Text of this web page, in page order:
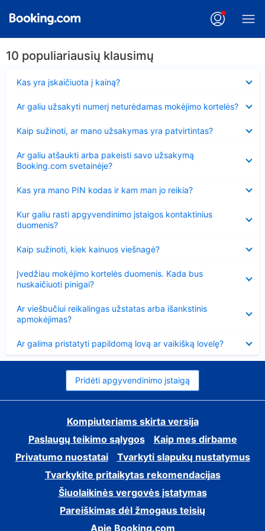
10 populiariausių klausimų
Kas yra įskaičiuota į kainą?
Ar galiu užsakyti numerį neturėdamas mokėjimo kortelės?
Kaip sužinoti, ar mano užsakymas yra patvirtintas?
Ar galiu atšaukti arba pakeisti savo užsakymą
Booking.com svetainėje?
Kas yra mano PIN kodas ir kam man jo reikia?
Kur galiu rasti apgyvendinimo įstaigos kontaktinius
duomenis?
Kaip sužinoti, kiek kainuos viešnagė?
Įvedžiau mokėjimo kortelės duomenis. Kada bus
nuskaičiuoti pinigai?
Ar viešbučiui reikalingas užstatas arba išankstinis
apmokėjimas?
Ar galima pristatyti papildomą lovą ar vaikišką lovelę?
Pridėti apgyvendinimo įstaigą
Kompiuteriams skirta versija
Paslaugų teikimo sąlygos
Kaip mes dirbame
Privatumo nuostatai
Tvarkyti slapukų nustatymus
Tvarkykite pritaikytas rekomendacijas
Šiuolaikinės vergovės įstatymas
Pareiškimas dėl žmogaus teisių
Apie Booking.com